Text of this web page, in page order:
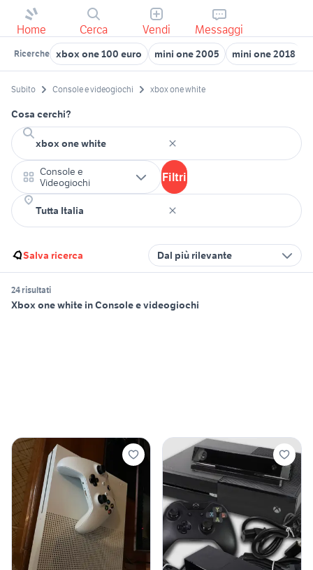
Home Cerca Vendi Messaggi
Ricerche xbox one 100 euro mini one 2005 mini one 2018
Subito Console e videogiochi xbox one white
Cosa cerchi?
Console e
Videogiochi
Filtri
Salva ricerca Dal più rilevante
24 risultati
Xbox one white in Console e videogiochi